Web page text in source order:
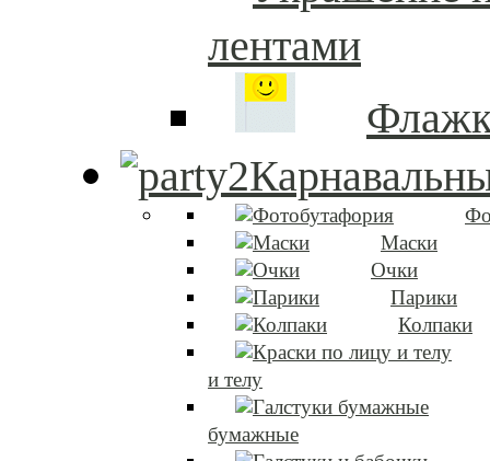
лентами
Маски
Очки
Парики
Колпаки
и телу
бумажные